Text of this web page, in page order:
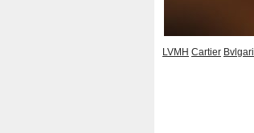
LVMH Cartier Bvlgari